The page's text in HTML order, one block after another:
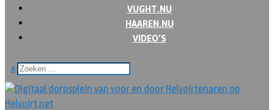
VUGHT.NU
HAAREN.NU
VIDEO’S
x